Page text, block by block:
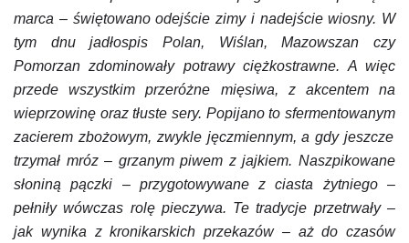
marca – świętowano odejście zimy i nadejście wiosny. W
tym dnu jadłospis Polan, Wiślan, Mazowszan czy
Pomorzan zdominowały potrawy ciężkostrawne. A więc
przede wszystkim przeróżne mięsiwa, z akcentem na
wieprzowinę oraz tłuste sery. Popijano to sfermentowanym
zacierem zbożowym, zwyklejęczmiennym,a gdy jeszcze
trzymał mróz – grzanym piwem z jajkiem. Naszpikowane
słoniną pączki – przygotowywane zciasta żytniego –
pełniły wówczas rolę pieczywa. Te tradycje przetrwały –
jak wynika z kronikarskich przekazów – aż do czasów